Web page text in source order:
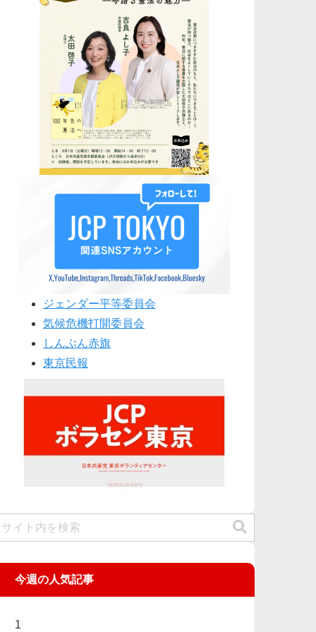
ジェンダー平等委員会
気候危機打開委員会
しんぶん赤旗
東京民報
今週の人気記事